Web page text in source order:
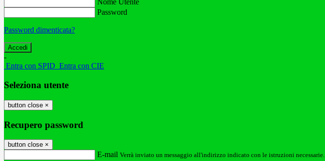
Nome Utente
Password
Password dimenticata?
-
Entra con SPID Entra con CIE
Seleziona utente
button close ×
Recupero password
button close ×
E-mail Verrà inviato un messaggio all'indirizzo indicato con le istruzioni necessarie.